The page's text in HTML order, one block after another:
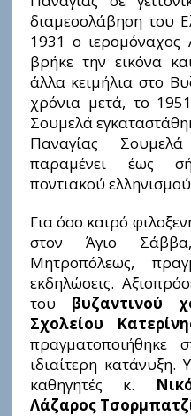
διαμεσολάβηση του
1931 ο ιερομόναχος
βρήκε την εικόνα
άλλα κειμήλια στο
χρόνια μετά, το
Σουμελά
Παναγίας
παραμένει έως
ποντιακού
Για όσο καιρό
στον Άγιο
Μητροπόλεως,
εκδηλώσεις.
του βυζαντινού
Σχολείου
πραγματοποιήθηκε
ιδιαίτερη
καθηγητές κ.
Λάζαρος